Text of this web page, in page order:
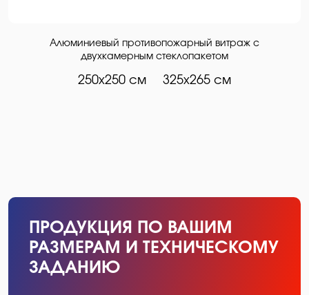
Алюминиевый противопожарный витраж с
двухкамерным стеклопакетом
250х250 см 325х265 см
ПРОДУКЦИЯ ПО ВАШИМ
РАЗМЕРАМ И ТЕХНИЧЕСКОМУ
ЗАДАНИЮ